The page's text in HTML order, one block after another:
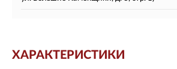
ХАРАКТЕРИСТИКИ